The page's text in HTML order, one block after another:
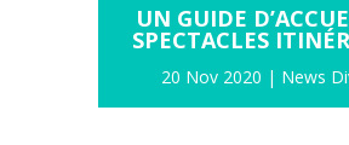
UN GUIDE
SPECTACLES
20 Nov 2020 | News